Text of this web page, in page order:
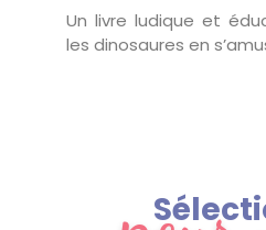
Un livre ludique et
les dinosaures en